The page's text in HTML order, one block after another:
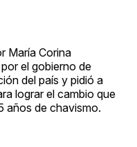
María Corina
el gobierno de
del país y pidió a
lograr el cambio que
años de chavismo.